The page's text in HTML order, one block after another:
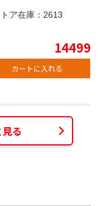
ア在庫： 2613
14499
カートに入れる
る